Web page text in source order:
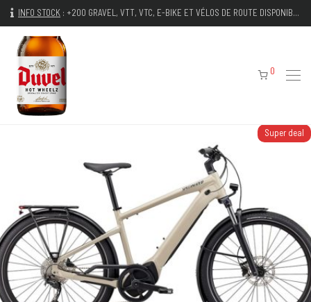
INFO STOCK : +200 GRAVEL, VTT, VTC, E-BIKE ET VÉLOS DE ROUTE DISPONIBLES IMMÉDIATEMENT
0
Super deal